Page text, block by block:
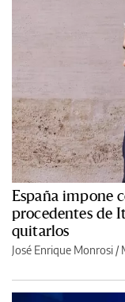
España impone
procedentes de
quitarlos
José Enrique Monrosi /